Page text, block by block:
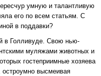
умную и талантливую
его по всем статьям. С
в поддавки?
в Голливуде. Свою нью-
муляжами животных и
гостеприимные хозяева
остроумно высмеивая